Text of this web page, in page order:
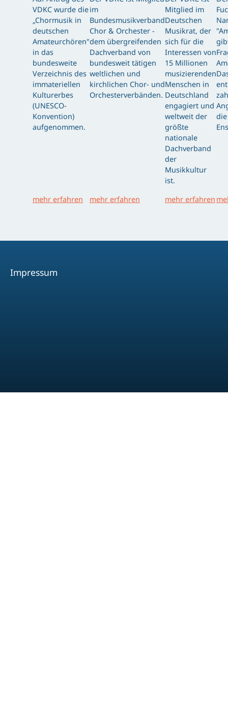
VDKC wurde die
„Chormusik in
deutschen
Amateurchören"
in das
bundesweite
Verzeichnis des
immateriellen
Kulturerbes
(UNESCO-
Konvention)
aufgenommen.
mehr erfahren
im
Bundesmusikverband
Chor & Orchester -
dem übergreifenden
Dachverband von
bundesweit tätigen
weltlichen und
kirchlichen Chor- und
Orchesterverbänden.
mehr erfahren
Mitglied im
Deutschen
Musikrat, der
sich für die
Interessen von
15 Millionen
musizierenden
Menschen in
Deutschland
engagiert und
weltweit der
größte
nationale
Dachverband
der
Musikkultur
ist.
mehr erfahren
die
Impressum